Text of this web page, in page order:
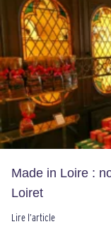
Made in Loire :
Loiret
Lire l’article